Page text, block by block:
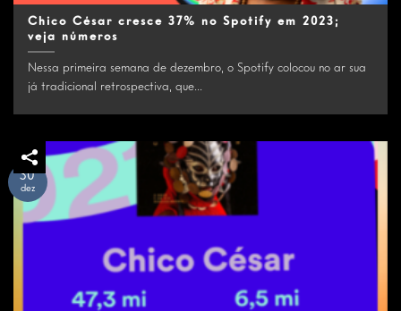
Chico César cresce 37% no Spotify em 2023;
veja números
Nessa primeira semana de dezembro, o Spotify colocou no ar sua
já tradicional retrospectiva, que...
30
dez